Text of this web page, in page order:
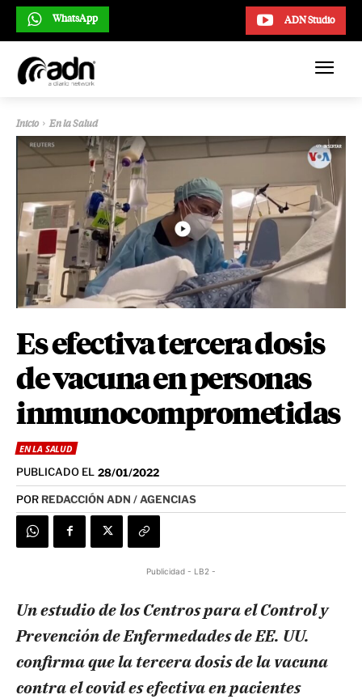
ADN Studio
WhatsApp
Inicio En la Salud
Es efectiva tercera dosis
de vacuna en personas
inmunocomprometidas
EN LA SALUD
PUBLICADO EL 28/01/2022
POR REDACCIÓN ADN / AGENCIAS
Publicidad - LB2 -
Un estudio de los Centros para el Control y
Prevención de Enfermedades de EE. UU.
confirma que la tercera dosis de la vacuna
contra el covid es efectiva en pacientes